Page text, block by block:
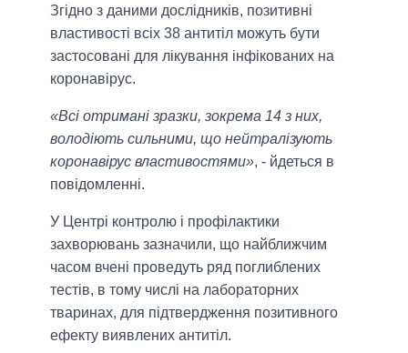
Згідно з даними дослідників, позитивні
властивості всіх 38 антитіл можуть бути
застосовані для лікування інфікованих на
коронавірус.
«Всі отримані зразки, зокрема 14 з них,
володіють сильними, що нейтралізують
коронавірус властивостями», - йдеться в
повідомленні.
У Центрі контролю і профілактики
захворювань зазначили, що найближчим
часом вчені проведуть ряд поглиблених
тестів, в тому числі на лабораторних
тваринах, для підтвердження позитивного
ефекту виявлених антитіл.